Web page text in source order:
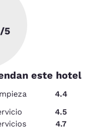
/5
este hotel
4.4
4.5
4.7